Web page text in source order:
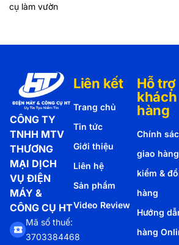
cụ làm vườn
CÔNG TY
TNHH MTV
THƯƠNG
MẠI DỊCH
VỤ ĐIỆN
MÁY &
CÔNG CỤ HT
Mã số thuế:
3703384468
Liên kết
Trang chủ
Tin tức
Giới thiệu
Liên hệ
Sản phẩm
Video Review
Hỗ trợ
khách
hàng
Chính
giao
kiểm &
hàng
Hướng
hàng